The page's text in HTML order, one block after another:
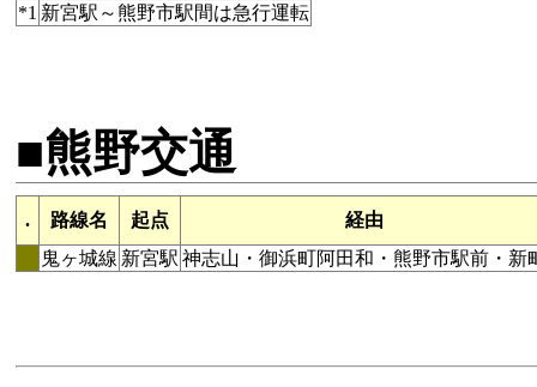
*1 新宮駅～熊野市駅間は急行運転
■熊野交通
. 路線名 起点
経由
鬼ヶ城線 新宮駅 神志山・御浜町阿田和・熊野市駅前・新